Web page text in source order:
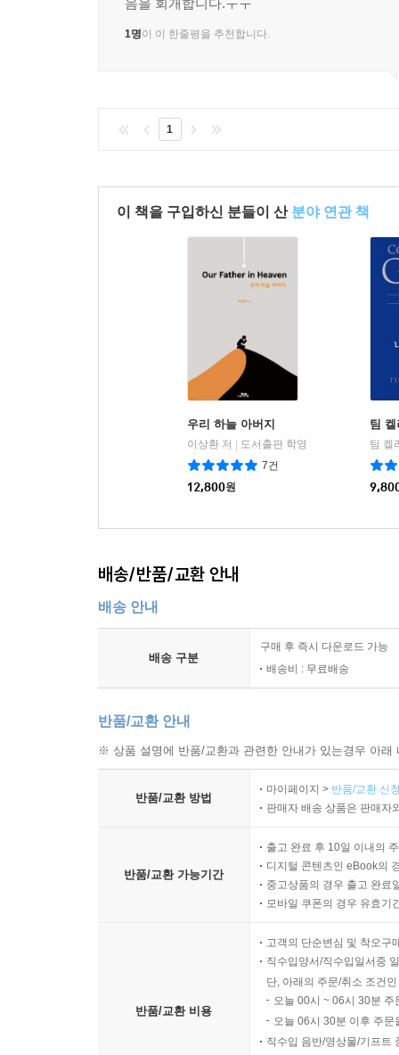
음을 회개합니다.ㅜㅜ
1명이 이 한줄평을 추천합니다.
1
이 책을 구입하신 분들이 산 분야 연관 책
우리 하늘 아버지
이상환 저
도서출판 학영
7건
12,800원
팀
팀 켈
배송/반품/교환 안내
배송 안내
배송 구분
구매 후 즉시 다운로드 가능
배송비 : 무료배송
반품/교환 안내
※ 상품 설명에 반품/교환과 관련한 안내가 있는경우 아
반품/교환 방법
마이페이지 > 반품/교환 신
판매자 배송 상품은 판매자
반품/교환 가능기간
출고 완료 후 10일 이내의
디지털 콘텐츠인 eBook의
중고상품의 경우 출고 완료
모바일 쿠폰의 경우 유효기
반품/교환 비용
고객의 단순변심 및 착오구
직수입양서/직수입일서중
단, 아래의 주문/취소 조건
오늘 00시 ~ 06시 30분
오늘 06시 30분 이후 주
직수입 음반/영상물/기프트